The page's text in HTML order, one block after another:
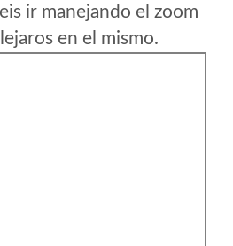
ir manejando el zoom
en el mismo.